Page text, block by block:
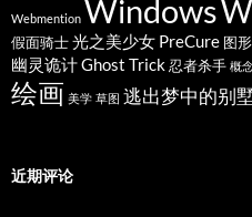
Webmention Windows
假面骑士 光之美少女 PreCure 图
幽灵诡计 Ghost Trick 忍者杀手 概
绘画 美学 草图 逃出梦中的别
近期评论